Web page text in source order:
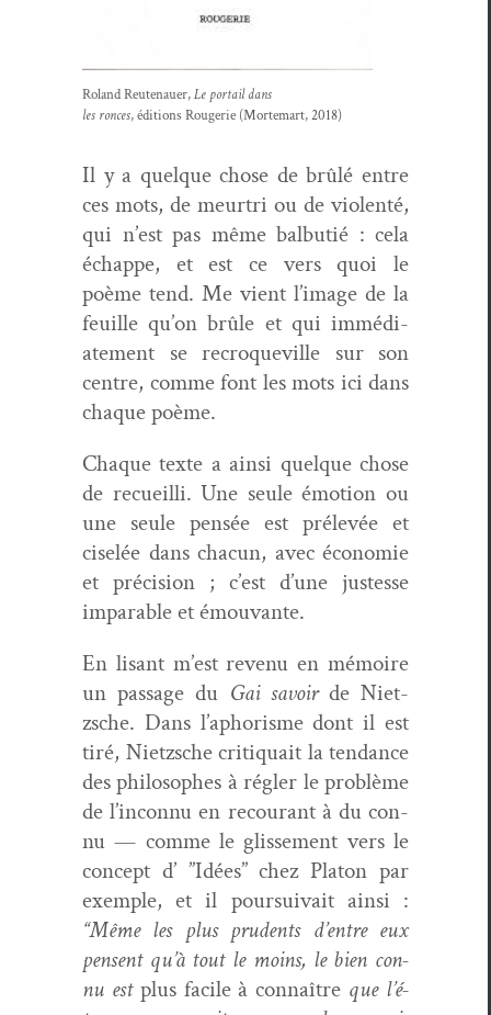
Roland Reutenauer,Le por­tail dans
les ronces, édi­tions Rougerie (Mortemart, 2018)
Il y a quelque chose de brûlé entre
ces mots, de meur­tri ou de vio­len­té,
qui n’est pas même bal­bu­tié : cela
échappe, et est ce vers quoi le
poème tend. Me vient l’im­age de la
feuille qu’on brûle et qui immé­di­
ate­ment se recro­queville sur son
cen­tre, comme font les mots ici dans
chaque poème.
Chaque texte a ain­si quelque chose
de recueil­li. Une seule émo­tion ou
une seule pen­sée est prélevée et
ciselée dans cha­cun, avec économie
et pré­ci­sion ; c’est d’une justesse
impa­ra­ble et émouvante.
En lisant m’est revenu en mémoire
un pas­sage du Gai savoirde Niet­
zsche. Dans l’aphorisme dont il est
tiré, Niet­zsche cri­ti­quait la ten­dance
des philosophes à régler le prob­lème
de l’in­con­nu en recourant à du con­
nu — comme le glisse­ment vers le
con­cept d’ ”Idées” chez Pla­ton par
exem­ple, et il pour­suiv­ait ain­si :
“Même les plus pru­dents d’en­tre eux
pensent qu’à tout le moins, le bien con­
nu est plus facile à con­naître que l’é­